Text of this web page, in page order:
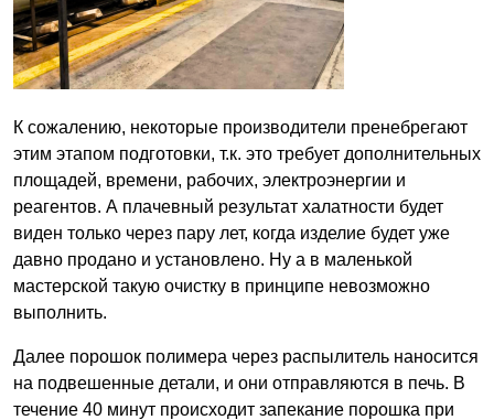
К сожалению, некоторые производители пренебрегают
этим этапом подготовки, т.к. это требует дополнительных
площадей, времени, рабочих, электроэнергии и
реагентов. А плачевный результат халатности будет
виден только через пару лет, когда изделие будет уже
давно продано и установлено. Ну а в маленькой
мастерской такую очистку в принципе невозможно
выполнить.
Далее порошок полимера через распылитель наносится
на подвешенные детали, и они отправляются в печь. В
течение 40 минут происходит запекание порошка при